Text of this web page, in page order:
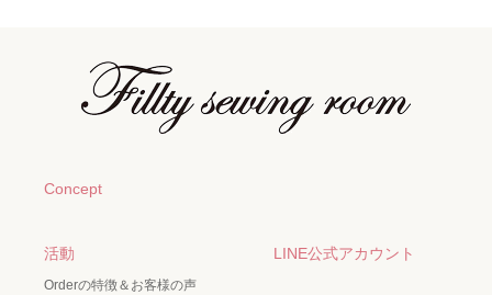
Concept
活動
Orderの特徴＆お客様の声
LINE公式アカウント